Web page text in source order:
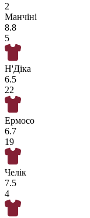
2
Манчіні
8.8
5
Н'Діка
6.5
22
Ермосо
6.7
19
Челік
7.5
4